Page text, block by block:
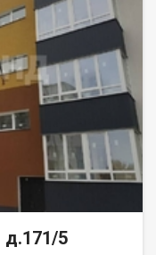
В шаговой
транспорта,
вкус! Квартира
2,
в договоре,
долгов - нет. В
на просмотр!
недвижимость.
пожалуйста,
Вероника
д.171/5